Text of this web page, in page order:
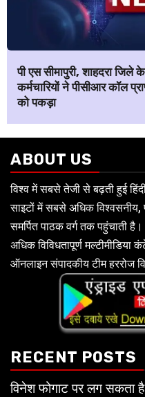
पी एस सीमापुरी, शाहदरा
कर्मचारियों ने पीसीआर कॉल
को पकड़ा
ABOUT US
विश्व में सबसे तेजी से बढ़ती हुई
साइटों में सबसे अधिक विश्वसनीय,
समर्पित पाठक वर्ग तक पहुंचाती
अधिक विविधतापूर्ण मल्टीमीडिया
ऑनलाइन संपादकीय टीम हररोज
RECENT POSTS
विनेश फोगाट पर लग सकता